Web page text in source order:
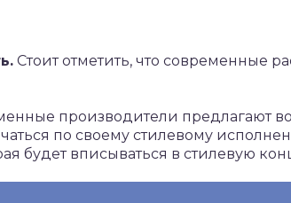
Стоит отметить, что современные
производители предлагают
по своему стилевому
будет вписываться в стилевую